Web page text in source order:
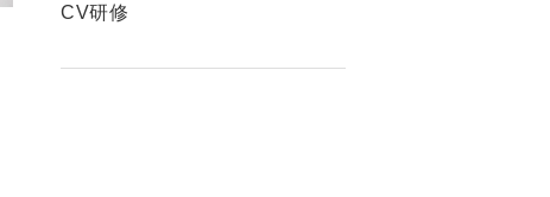
CV研修